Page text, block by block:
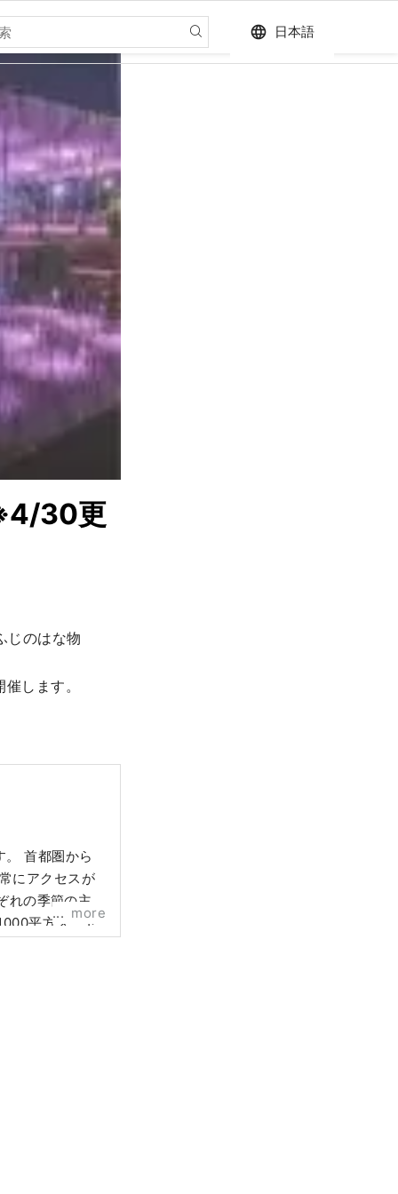
language 日本語
30更
じのはな物
します。
。 首都圏から
にアクセスが
の季節の主役
平方メート
more